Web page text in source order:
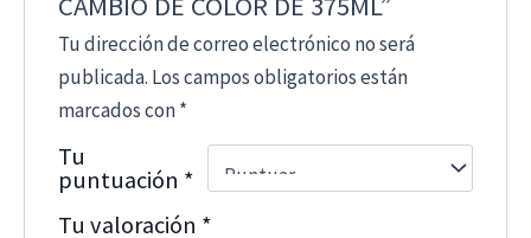
Tu dirección de correo electrónico no será
publicada. Los campos obligatorios están
marcados con*
Tu
puntuación *
Tu valoración *